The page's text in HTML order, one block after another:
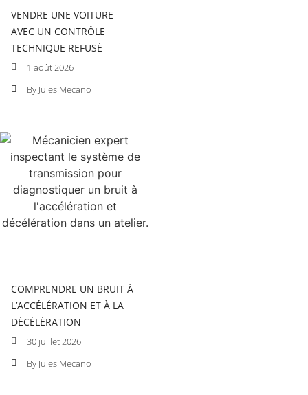
VENDRE UNE VOITURE
AVEC UN CONTRÔLE
TECHNIQUE REFUSÉ
1 août 2026
By Jules Mecano
COMPRENDRE UN BRUIT À
L’ACCÉLÉRATION ET À LA
DÉCÉLÉRATION
30 juillet 2026
By Jules Mecano